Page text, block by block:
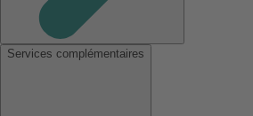
Services complémentaires